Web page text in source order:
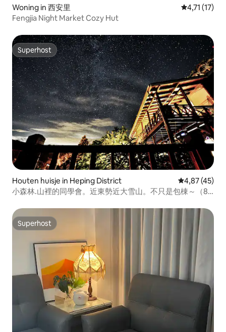
Woning in 西安里 Gemiddelde
4,71 (17)
Fengjia Night Market Cozy Hut
Superhost
Superhost
Houten huisje in Heping District Gemiddelde
4,87 (45)
小森林.山裡的同學會。近東勢近大雪山。不只是包棟～（8
Superhost
Superhost